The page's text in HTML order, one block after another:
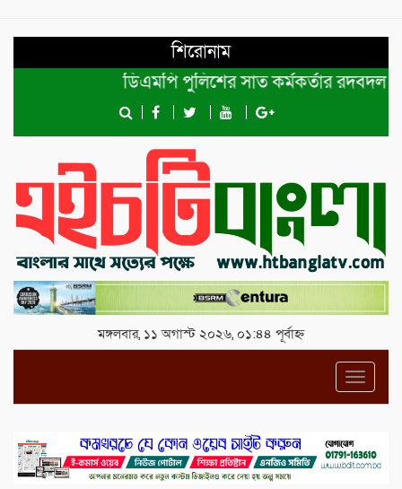
শিরোনাম
ডিএমপি পুলিশের সাত কর্মকর্তার রদবদল।
মঙ্গলবার, ১১ অগাস্ট ২০২৬, ০১:৪৪ পূর্বাহ্ন